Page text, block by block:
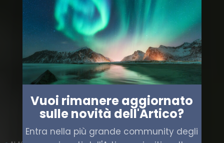
Vuoi rimanere aggiornato
sulle novità dell'Artico?
Entra nella più grande community degli